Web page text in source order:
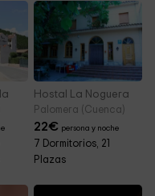
Hostal La Noguera
Palomera (Cuenca)
22€ persona y noche
7 Dormitorios, 21
Plazas